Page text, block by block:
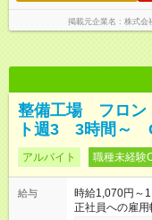
掲載元企業名 株式会
整備工場 フロン
ト週3 3時間～
アルバイト 職種未経験
給与
時給1,070円～